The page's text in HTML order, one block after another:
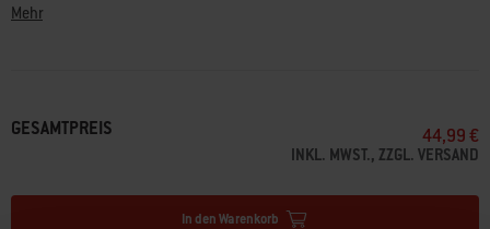
aussieht wie die Speisen, die du darauf zubereitest. *LUMIN ist eine
• Beständig gegen Ausbleichen durch UV-hemmendes Gewebe
• Schützt deinen Grill und Stand mit witterungsbeständigem Material
• Befestigt mit 4 Klettbändern, die mit dem Stand verbunden sind
Mehr
GESAMTPREIS 44,99 €
INKL. MWST., ZZGL. VERSAND
In den Warenkorb